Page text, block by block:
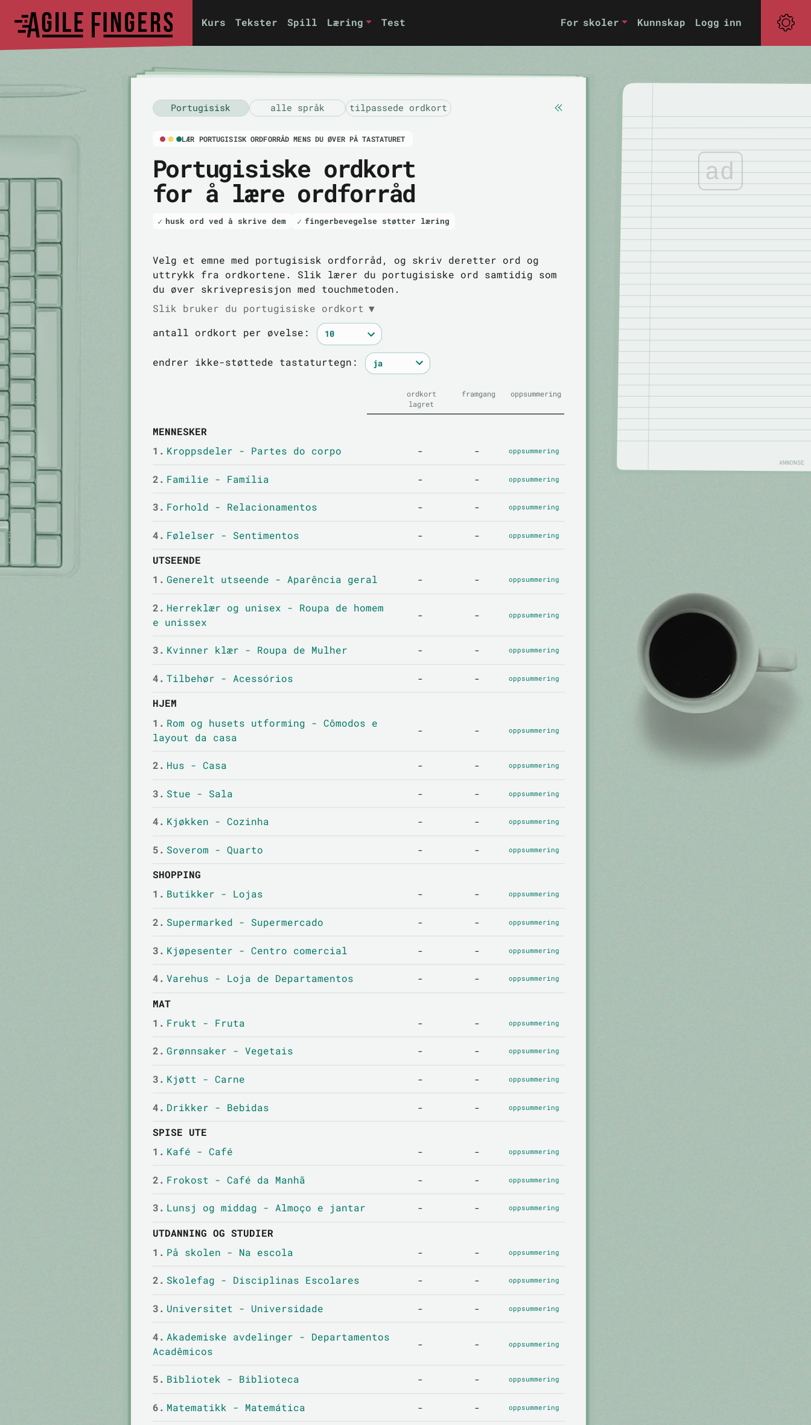
Kurs Tekster Spill Læring Test For skoler Kunnskap Logg inn
Portugisisk alle språk tilpassede ordkort
LÆR PORTUGISISK ORDFORRÅD MENS DU ØVER PÅ TASTATURET
Portugisiske ordkort
for å lære ordforråd
husk ord ved å skrive dem fingerbevegelse støtter læring
Velg et emne med portugisisk ordforråd, og skriv deretter ord og
uttrykk fra ordkortene. Slik lærer du portugisiske ord samtidig som
du øver skrivepresisjon med touchmetoden.
Slik bruker du portugisiske ordkort ▼
antall ordkort per øvelse:
endrer ikke-støttede tastaturtegn:
ordkort
lagret
framgang oppsummering
MENNESKER
1. Kroppsdeler - Partes do corpo - - oppsummering
2. Familie - Família - - oppsummering
3. Forhold - Relacionamentos - - oppsummering
4. Følelser - Sentimentos - - oppsummering
UTSEENDE
1. Generelt utseende - Aparência geral - - oppsummering
2. Herreklær og unisex - Roupa de homem
e unissex
- - oppsummering
3. Kvinner klær - Roupa de Mulher - - oppsummering
4. Tilbehør - Acessórios - - oppsummering
HJEM
1. Rom og husets utforming - Cômodos e
layout da casa
- - oppsummering
2. Hus - Casa - - oppsummering
3. Stue - Sala - - oppsummering
4. Kjøkken - Cozinha - - oppsummering
5. Soverom - Quarto - - oppsummering
SHOPPING
1. Butikker - Lojas - - oppsummering
2. Supermarked - Supermercado - - oppsummering
3. Kjøpesenter - Centro comercial - - oppsummering
4. Varehus - Loja de Departamentos - - oppsummering
MAT
1. Frukt - Fruta - - oppsummering
2. Grønnsaker - Vegetais - - oppsummering
3. Kjøtt - Carne - - oppsummering
4. Drikker - Bebidas - - oppsummering
SPISE UTE
1. Kafé - Café - - oppsummering
2. Frokost - Café da Manhã - - oppsummering
3. Lunsj og middag - Almoço e jantar - - oppsummering
UTDANNING OG STUDIER
1. På skolen - Na escola - - oppsummering
2. Skolefag - Disciplinas Escolares - - oppsummering
3. Universitet - Universidade - - oppsummering
4. Akademiske avdelinger - Departamentos
Acadêmicos
- - oppsummering
5. Bibliotek - Biblioteca - - oppsummering
6. Matematikk - Matemática - - oppsummering
ad
ANNONSE